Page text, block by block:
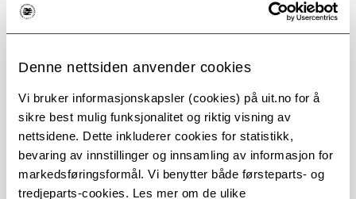
Denne nettsiden anvender cookies
Vi bruker informasjonskapsler (cookies) på uit.no for å
sikre best mulig funksjonalitet og riktig visning av
nettsidene. Dette inkluderer cookies for statistikk,
bevaring av innstillinger og innsamling av informasjon for
markedsføringsformål. Vi benytter både førsteparts- og
tredjeparts-cookies. Les mer om de ulike
Om
Forskning og undervisning
Publikasjoner